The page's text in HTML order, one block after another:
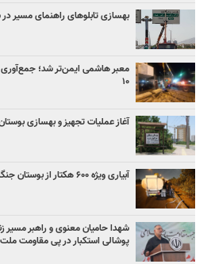
بهسازی تابلوهای راهنمای مسیر
معبر هاشمی ایمن‌تر شد؛
۱۰
آغاز عملیات تجهیز و بهسازی
آبیاری ویژه ۶۰۰ هکتار از بوستان جنگلی سرخه‌حصار
شهدا حامیان معنوی و راهبر مسیر
پوشالی استکبار در پی مقاومت ملت